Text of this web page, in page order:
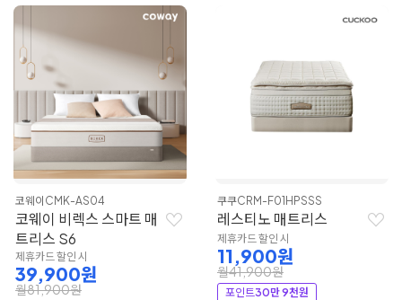
코웨이 CMK-AS04
코웨이 비렉스 스마트 매
트리스 S6
제휴카드 할인 시
39,900원
월81,900원
쿠쿠CRM-F01HPSSS
레스티노 매트리스
제휴카드 할인 시
11,900원
월41,900원
포인트30만 9천원